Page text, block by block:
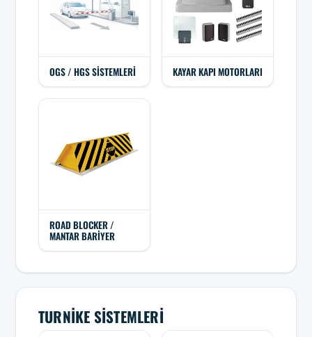
OGS / HGS SISTEMLERI KAYAR KAPI MOTORLARI
ROAD BLOCKER /
MANTAR BARIYER
TURNIKE SISTEMLERI